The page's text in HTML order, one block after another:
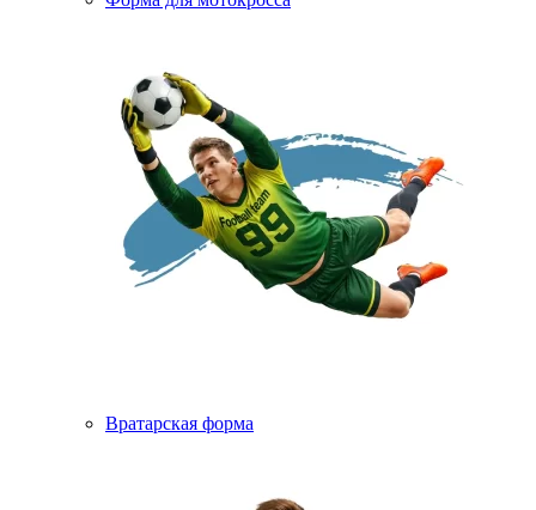
Вратарская форма